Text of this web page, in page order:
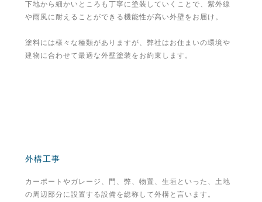
下地から細かいところも丁寧に塗装していくことで、紫外線
や雨風に耐えることができる機能性が高い外壁をお届け。
塗料には様々な種類がありますが、弊社はお住まいの環境や
建物に合わせて最適な外壁塗装をお約束します。
外構工事
カーポートやガレージ、門、弊、物置、生垣といった、土地
の周辺部分に設置する設備を総称して外構と言います。